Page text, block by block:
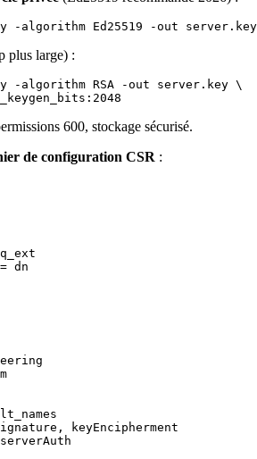
-algorithm Ed25519 -out server.key
plus large) :
-algorithm RSA -out server.key \
600, stockage sécurisé.
de configuration CSR :
dn
keyEncipherment